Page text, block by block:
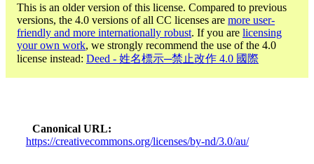
This is an older version of this license. Compared to previous
versions, the 4.0 versions of all CC licenses are more user-
friendly and more internationally robust. If you are licensing
your own work, we strongly recommend the use of the 4.0
license instead: Deed - 姓名標示─禁止改作 4.0 國際
Canonical URL
https://creativecommons.org/licenses/by-nd/3.0/au/